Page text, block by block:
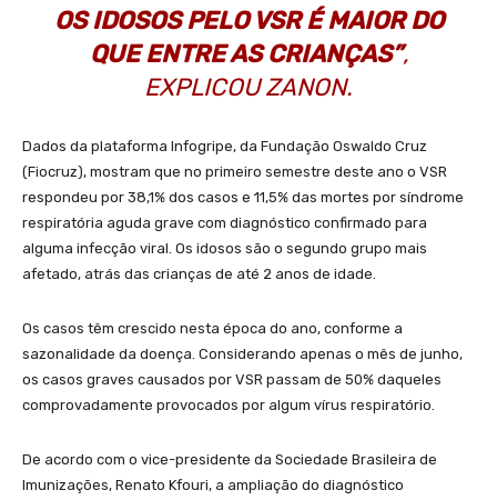
OS IDOSOS PELO VSR É MAIOR DO
QUE ENTRE AS CRIANÇAS”,
EXPLICOU ZANON.
Dados da plataforma Infogripe, da Fundação Oswaldo Cruz
(Fiocruz), mostram que no primeiro semestre deste ano o VSR
respondeu por 38,1% dos casos e 11,5% das mortes por síndrome
respiratória aguda grave com diagnóstico confirmado para
alguma infecção viral. Os idosos são o segundo grupo mais
afetado, atrás das crianças de até 2 anos de idade.
Os casos têm crescido nesta época do ano, conforme a
sazonalidade da doença. Considerando apenas o mês de junho,
os casos graves causados por VSR passam de 50% daqueles
comprovadamente provocados por algum vírus respiratório.
De acordo com o vice-presidente da Sociedade Brasileira de
Imunizações, Renato Kfouri, a ampliação do diagnóstico